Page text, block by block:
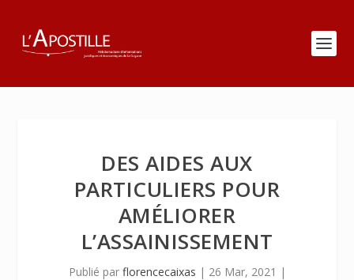
DES AIDES AUX
PARTICULIERS POUR
AMÉLIORER
L’ASSAINISSEMENT
Publié par florencecaixas | 26 Mar, 2021 |